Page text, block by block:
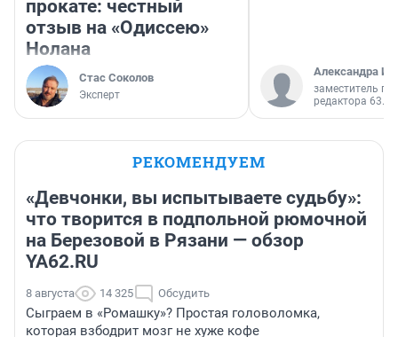
прокате: честный
отзыв на «Одиссею»
Нолана
Стас Соколов
Эксперт
Александра
заместитель
редактора 63.RU
РЕКОМЕНДУЕМ
«Девчонки, вы испытываете судьбу»:
что творится в подпольной рюмочной
на Березовой в Рязани — обзор
YA62.RU
8 августа 14 325 Обсудить
Сыграем в «Ромашку»? Простая головоломка,
которая взбодрит мозг не хуже кофе